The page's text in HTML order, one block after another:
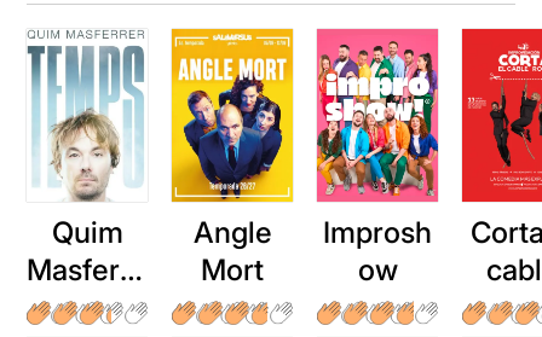
Quim
Masferre
r: Temps
Angle
Mort
Improsh
ow